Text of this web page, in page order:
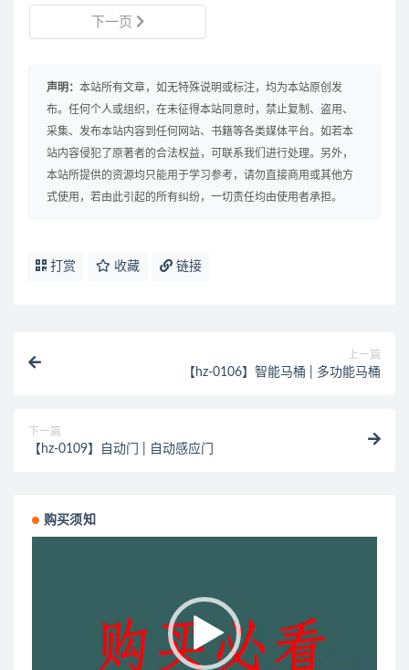
下一页
声明： 本站所有文章，如无特殊说明或标注，均为本站原创发
布。任何个人或组织，在未征得本站同意时，禁止复制、盗用、
采集、发布本站内容到任何网站、书籍等各类媒体平台。如若本
站内容侵犯了原著者的合法权益，可联系我们进行处理。另外，
本站所提供的资源均只能用于学习参考，请勿直接商用或其他方
式使用，若由此引起的所有纠纷，一切责任均由使用者承担。
打赏 收藏 链接
上一篇
【hz-0106】智能马桶 | 多功能马桶
下一篇
【hz-0109】自动门 | 自动感应门
购买须知